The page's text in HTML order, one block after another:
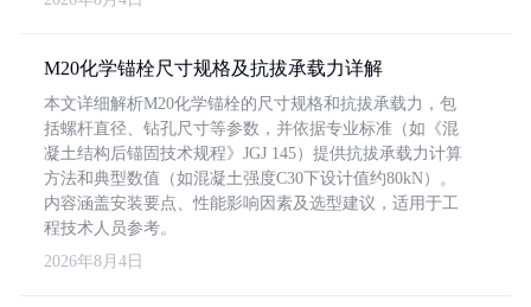
M20化学锚栓尺寸规格及抗拔承载力详解
本文详细解析M20化学锚栓的尺寸规格和抗拔承载力，包
括螺杆直径、钻孔尺寸等参数，并依据专业标准（如《混
凝土结构后锚固技术规程》JGJ 145）提供抗拔承载力计算
方法和典型数值（如混凝土强度C30下设计值约80kN）。
内容涵盖安装要点、性能影响因素及选型建议，适用于工
程技术人员参考。
2026年8月4日